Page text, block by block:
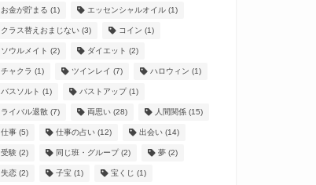
お金が貯まる (1) エッセンシャルオイル(1)
クラス替えおまじない(3) コイン (1)
ソウルメイト (2) ダイエット (2)
チャクラ (1) ツインレイ (7) ハロウィン (1)
バスソルト (1) バストアップ(1)
ライバル退散(7) 両思い(28) 人間関係(15)
仕事(5) 仕事の占い(12) 出会い(14)
受験(2) 同じ班・グループ(2) 夢(2)
失恋(2) 子宝 (1) 宝くじ (1)